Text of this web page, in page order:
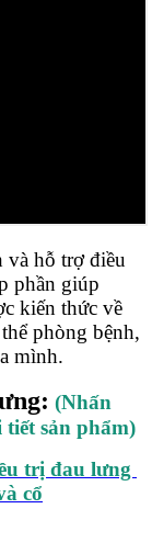
và hỗ trợ điều
phần giúp
kiến thức về
phòng bệnh,
mình.
(Nhấn
sản phẩm)
trị đau lưng
cổ